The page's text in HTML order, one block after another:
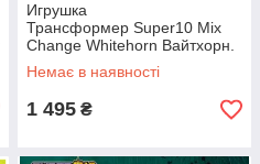
Игрушка
Трансформер Super10 Mix
Change Whitehorn Вайтхорн.
Робот и Единорог Original
Young Toys
Немає в наявності
1 495 ₴